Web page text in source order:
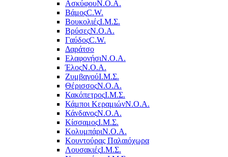
ΑσκύφουΝ.Ο.Α.
ΒάμοςC.W.
ΒουκολιέςΙ.Μ.Σ.
ΒρύσεςΝ.Ο.Α.
ΓαύδοςC.W.
Δαράτσο
ΕλαφονήσιΝ.Ο.Α.
ΈλοςΝ.Ο.Α.
ΖυμβαγούΙ.Μ.Σ.
ΘέρισσοςΝ.Ο.Α.
ΚακόπετροςΙ.Μ.Σ.
Κάμποι ΚεραμιώνΝ.Ο.Α.
ΚάνδανοςΝ.Ο.Α.
ΚίσσαμοςΙ.Μ.Σ.
ΚολυμπάριΝ.Ο.Α.
Κουντούρας Παλαιόχωρα
ΛουσακιέςΙ.Μ.Σ.